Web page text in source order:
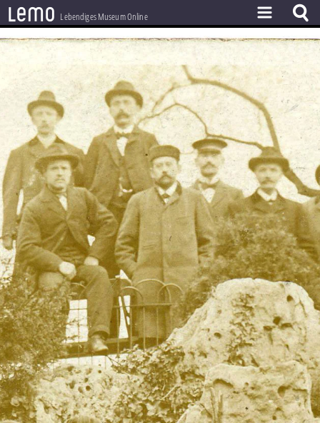
lemo Lebendiges Museum Online
ZEITSTRAHL
THEMEN
ZEITZEUGEN
BESTAND
LERNEN
PROJEKT